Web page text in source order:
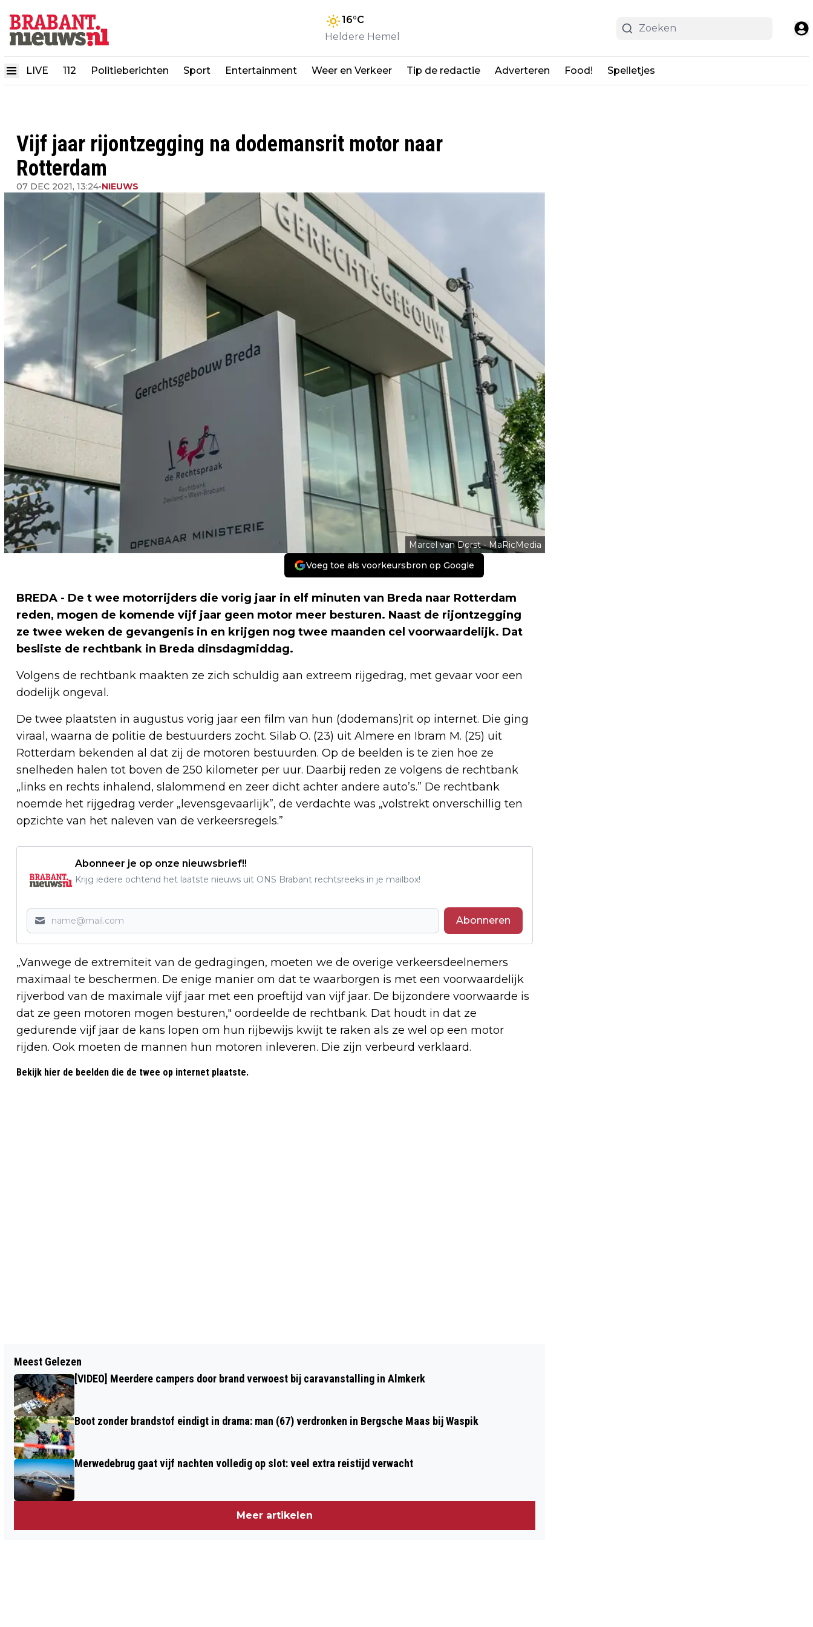
16°C
Heldere Hemel
LIVE 112 Politieberichten Sport Entertainment Weer en Verkeer Tip de redactie Adverteren Food! Spelletjes
Vijf jaar rijontzegging na dodemansrit motor naar
Rotterdam
07 DEC 2021, 13:24•NIEUWS
Marcel van Dorst - MaRicMedia
Voeg toe als voorkeursbron op Google
BREDA - De t wee motorrijders die vorig jaar in elf minuten van Breda naar Rotterdam
reden, mogen de komende vijf jaar geen motor meer besturen. Naast de rijontzegging
ze twee weken de gevangenis in en krijgen nog twee maanden cel voorwaardelijk. Dat
besliste de rechtbank in Breda dinsdagmiddag.
Volgens de rechtbank maakten ze zich schuldig aan extreem rijgedrag, met gevaar voor een
dodelijk ongeval.
De twee plaatsten in augustus vorig jaar een film van hun (dodemans)rit op internet. Die ging
viraal, waarna de politie de bestuurders zocht. Silab O. (23) uit Almere en Ibram M. (25) uit
Rotterdam bekenden al dat zij de motoren bestuurden. Op de beelden is te zien hoe ze
snelheden halen tot boven de 250 kilometer per uur. Daarbij reden ze volgens de rechtbank
„links en rechts inhalend, slalommend en zeer dicht achter andere auto’s.” De rechtbank
noemde het rijgedrag verder „levensgevaarlijk”, de verdachte was „volstrekt onverschillig ten
opzichte van het naleven van de verkeersregels.”
Abonneer je op onze nieuwsbrief!!
Krijg iedere ochtend het laatste nieuws uit ONS Brabant rechtsreeks in je mailbox!
Abonneren
„Vanwege de extremiteit van de gedragingen, moeten we de overige verkeersdeelnemers
maximaal te beschermen. De enige manier om dat te waarborgen is met een voorwaardelijk
rijverbod van de maximale vijf jaar met een proeftijd van vijf jaar. De bijzondere voorwaarde is
dat ze geen motoren mogen besturen," oordeelde de rechtbank. Dat houdt in dat ze
gedurende vijf jaar de kans lopen om hun rijbewijs kwijt te raken als ze wel op een motor
rijden. Ook moeten de mannen hun motoren inleveren. Die zijn verbeurd verklaard.
Bekijk hier de beelden die de twee op internet plaatste.
KOPSTUK MOCRO-MAFFIA SAÏD
RAZZOUKI AANGEKOMEN IN EBI VUGHT
WERELD GEKOMEN IN SAFARIPARK
Meest Gelezen
[VIDEO] Meerdere campers door brand verwoest bij caravanstalling in Almkerk
Boot zonder brandstof eindigt in drama: man (67) verdronken in Bergsche Maas bij Waspik
Merwedebrug gaat vijf nachten volledig op slot: veel extra reistijd verwacht
Meer artikelen